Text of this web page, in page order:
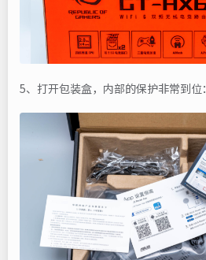
5、打开包装盒，内部的保护非常到位：